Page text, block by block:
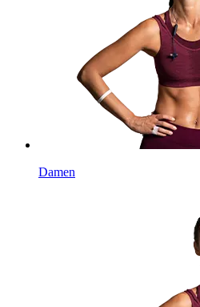
Damen